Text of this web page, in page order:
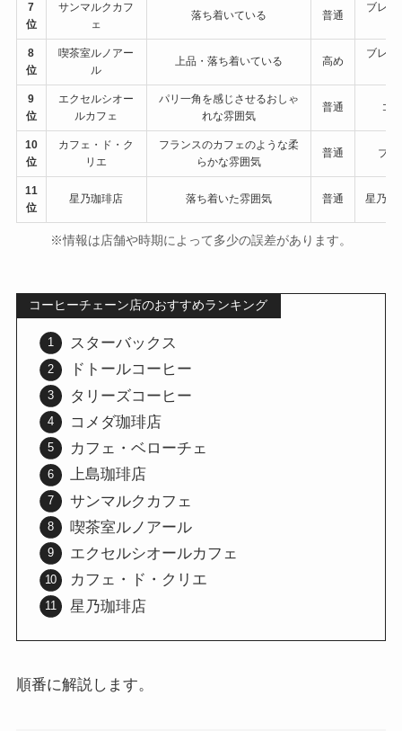
7
位
サンマルクカフ
ェ
落ち着いている 普通
ブレン
8
位
喫茶室ルノアー
ル
上品・落ち着いている 高め
ブレン
9
位
エクセルシオー
ルカフェ
パリ一角を感じさせるおしゃ
れな雰囲気
普通 コ
10
位
カフェ・ド・ク
リエ
フランスのカフェのような柔
らかな雰囲気
普通 ブ
11
位
星乃珈琲店 落ち着いた雰囲気 普通 星乃ブ
※情報は店舗や時期によって多少の誤差があります。
コーヒーチェーン店のおすすめランキング
スターバックス
ドトールコーヒー
タリーズコーヒー
コメダ珈琲店
カフェ・ベローチェ
上島珈琲店
サンマルクカフェ
喫茶室ルノアール
エクセルシオールカフェ
カフェ・ド・クリエ
星乃珈琲店
順番に解説します。